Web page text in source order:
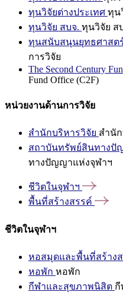
ทุนวิจัยต่างประเทศ ทุน
ทุนวิจัย สบจ. ทุนวิจัย ส
ทุนสนับสนุนยุทธศาสต
การวิจัย
The Second Century
Fund Office (C2F)
หน่วยงานด้านการวิจัย
สำนักบริหารวิจัย สำนั
สถาบันทรัพย์สินทางปั
ทางปัญญาแห่งจุฬาฯ
ชีวิตในจุฬาฯ
พื้นที่สร้างสรรค์
ชีวิตในจุฬาฯ
หอสมุดและพื้นที่สร้าง
หอพัก หอพัก
กีฬาและสุขภาพนิสิต กี